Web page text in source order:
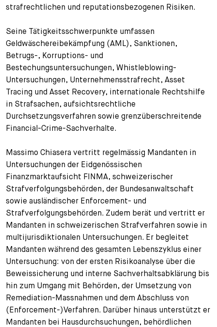
strafrechtlichen und reputationsbezogenen Risiken.
Seine Tätigkeitsschwerpunkte umfassen
Geldwäschereibekämpfung (AML), Sanktionen,
Betrugs-, Korruptions- und
Bestechungsuntersuchungen, Whistleblowing-
Untersuchungen, Unternehmensstrafrecht, Asset
Tracing und Asset Recovery, internationale Rechtshilfe
in Strafsachen, aufsichtsrechtliche
Durchsetzungsverfahren sowie grenzüberschreitende
Financial-Crime-Sachverhalte.
Massimo Chiasera vertritt regelmässig Mandanten in
Untersuchungen der Eidgenössischen
Finanzmarktaufsicht FINMA, schweizerischer
Strafverfolgungsbehörden, der Bundesanwaltschaft
sowie ausländischer Enforcement- und
Strafverfolgungsbehörden. Zudem berät und vertritt er
Mandanten in schweizerischen Strafverfahren sowie in
multijurisdiktionalen Untersuchungen. Er begleitet
Mandanten während des gesamten Lebenszyklus einer
Untersuchung: von der ersten Risikoanalyse über die
Beweissicherung und interne Sachverhaltsabklärung bis
hin zum Umgang mit Behörden, der Umsetzung von
Remediation-Massnahmen und dem Abschluss von
(Enforcement-)Verfahren. Darüber hinaus unterstützt er
Mandanten bei Hausdurchsuchungen, behördlichen